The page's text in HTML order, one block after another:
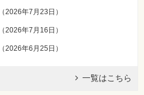
（2026年7月23日 ）
（2026年7月16日 ）
（2026年6月25日 ）
一覧はこちら